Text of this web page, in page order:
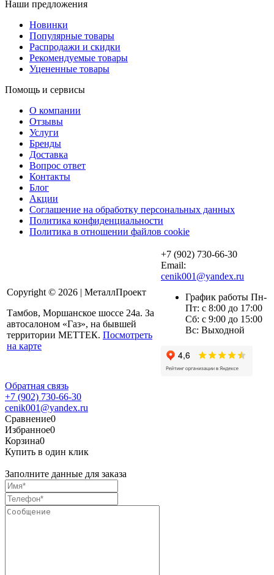
Наши предложения
Новинки
Популярные товары
Распродажи и скидки
Рекомендуемые товары
Уцененные товары
Помощь и сервисы
О компании
Отзывы
Услуги
Бренды
Доставка
Вопрос ответ
Контакты
Блог
Акции
Соглашение на обработку персональных данных
Политика конфиденциальности
Политика в отношении файлов cookie
Copyright © 2026 | МеталлПроект
Тамбов, Моршанское шоссе 24а. За
автосалоном «Газ», на бывшей
территории МЕТТЕК. Посмотреть
на карте
+7 (902) 730-66-30
Email:
cenik001@yandex.ru
График работы Пн-
Пт: с 8:00 до 17:00
Сб: с 9:00 до 15:00
Вс: Выходной
Обратная связь
+7 (902) 730-66-30
cenik001@yandex.ru
Сравнение0
Избранное0
Корзина0
Купить в один клик
Заполните данные для заказа